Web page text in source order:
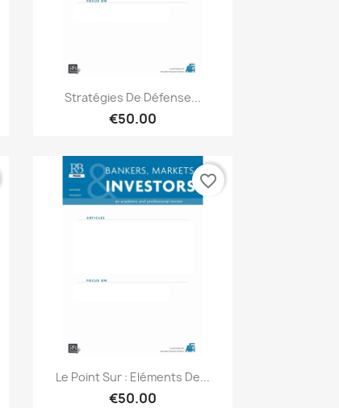
Quick view
Stratégies De Défense...
€50.00
Quick view
Le Point Sur : Eléments De...
€50.00
favorite_border